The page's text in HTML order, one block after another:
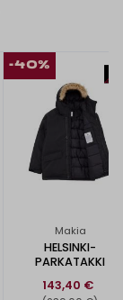
-40%
Makia
HELSINKI-
PARKATAKKI
143,40 €